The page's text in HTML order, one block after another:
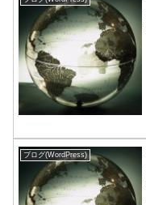
ブログ(WordPress)